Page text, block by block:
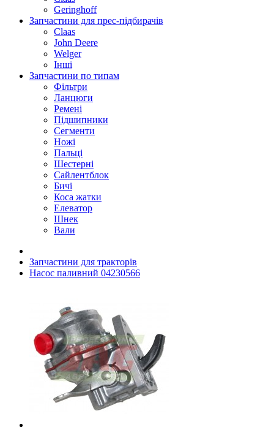
Geringhoff
Запчастини для прес-підбирачів
Claas
John Deere
Welger
Інші
Запчастини по типам
Фільтри
Ланцюги
Ремені
Підшипники
Сегменти
Ножі
Пальці
Шестерні
Сайлентблок
Бичі
Коса жатки
Елеватор
Шнек
Вали
Запчастини для тракторів
Насос паливний 04230566